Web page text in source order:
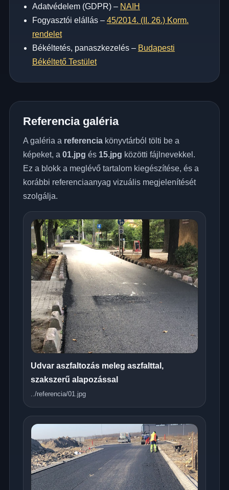
Adatvédelem (GDPR) – NAIH
Fogyasztói elállás – 45/2014. (II. 26.) Korm.
rendelet
Békéltetés, panaszkezelés – Budapesti
Békéltető Testület
Referencia galéria
A galéria a referenciakönyvtárból tölti be a
képeket, a 01.jpg és 15.jpg közötti fájlnevekkel.
Ez a blokk a meglévő tartalom kiegészítése, és a
korábbi referenciaanyag vizuális megjelenítését
szolgálja.
Udvar aszfaltozás meleg aszfalttal,
szakszerű alapozással
../referencia/01.jpg